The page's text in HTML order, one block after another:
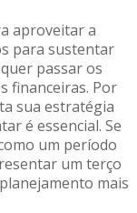
aproveitar a
para sustentar
passar os
financeiras. Por
sua estratégia
é essencial. Se
um período
um terço
mais